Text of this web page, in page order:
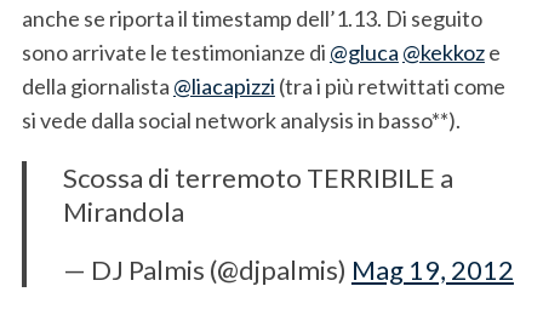
anche se riporta il timestamp dell’1.13. Di seguito
sono arrivate le testimonianze di @gluca @kekkoze
della giornalista @liacapizzi (tra i più retwittati come
si vede dalla social network analysis in basso**).
Scossa di terremoto TERRIBILE a
Mirandola
— DJ Palmis (@djpalmis) Mag 19, 2012